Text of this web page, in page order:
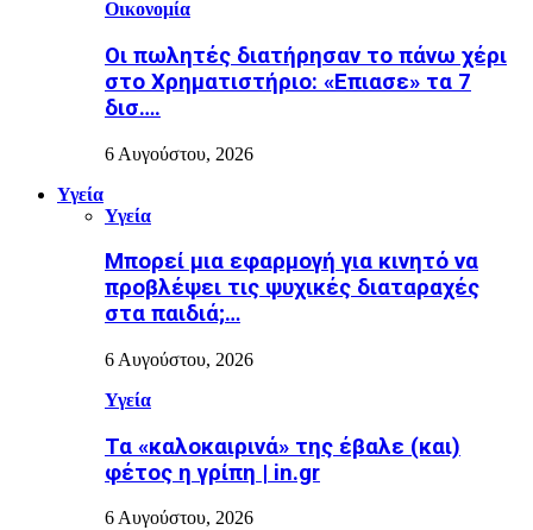
Οικονομία
Οι πωλητές διατήρησαν το πάνω χέρι
στο Χρηματιστήριο: «Επιασε» τα 7
δισ….
6 Αυγούστου, 2026
Υγεία
Υγεία
Μπορεί μια εφαρμογή για κινητό να
προβλέψει τις ψυχικές διαταραχές
στα παιδιά;…
6 Αυγούστου, 2026
Υγεία
Τα «καλοκαιρινά» της έβαλε (και)
φέτος η γρίπη | in.gr
6 Αυγούστου, 2026